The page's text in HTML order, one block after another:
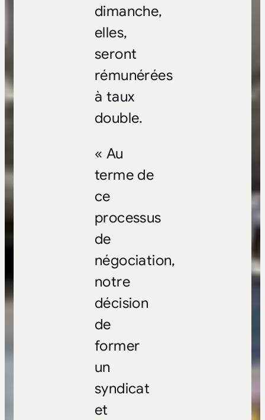
dimanche,
elles,
seront
rémunérées
à taux
double.
« Au
terme de
ce
processus
de
négociation,
notre
décision
de
former
un
syndicat
et